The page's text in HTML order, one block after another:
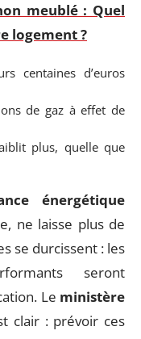
meublé : Quel
logement ?
centaines d’euros
de gaz à effet de
plus, quelle que
énergétique
ne laisse plus de
se durcissent : les
seront
Le ministère
clair : prévoir ces